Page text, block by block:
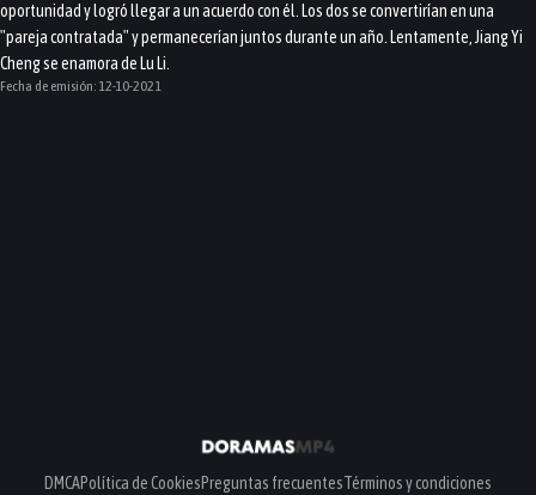
oportunidad y logró llegar a un acuerdo con él. Los dos se convertirían en una
"pareja contratada" y permanecerían juntos durante un año. Lentamente, Jiang Yi
Cheng se enamora de Lu Li.
Fecha de emisión: 12-10-2021
DMCAPolítica de CookiesPreguntas frecuentesTérminos y condiciones